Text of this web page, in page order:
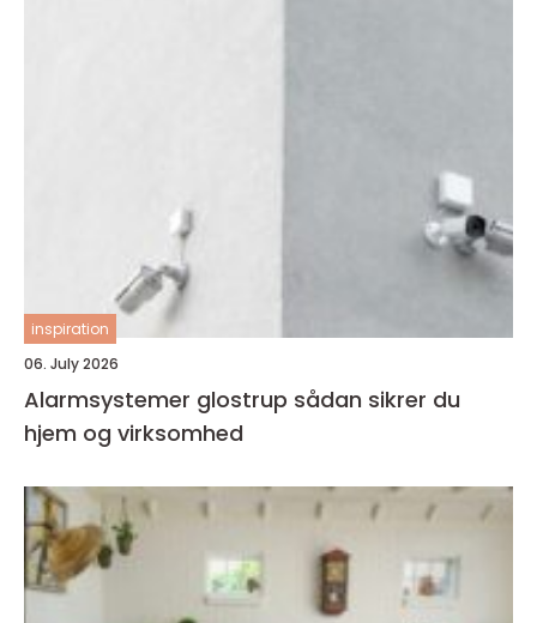
inspiration
06. July 2026
Alarmsystemer glostrup sådan sikrer du
hjem og virksomhed